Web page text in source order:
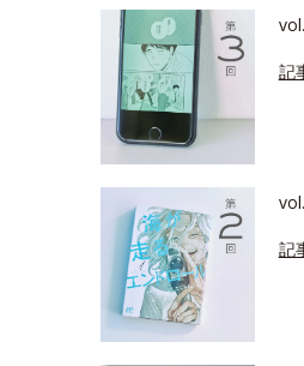
記
記